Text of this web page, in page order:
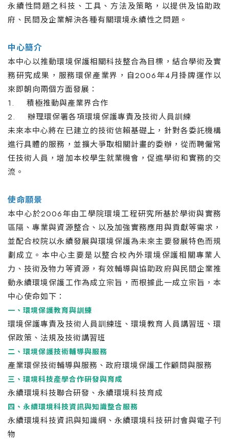
永續性問題之科技、工具、方法及策略，以提供及協助政
府、民間及企業解決各種有關環境永續性之問題。
中心簡介
本中心以推動環境保護相關科技整合為目標，結合學術及實
務研究成果，服務環保產業界，自2006年4月掛牌運作以
來即朝向兩個方面發展：
1. 積極推動與產業界合作
2. 辦理環保署各項環境保護專責及技術人員訓練
未來本中心將在已建立的技術信賴基礎上，針對各委託機構
進行具體的服務，並擴大爭取相關計畫的委辦，從而聘僱常
任技術人員，增加本校學生就業機會，促進學術和實務的交
流。
使命願景
本中心於2006年由工學院環境工程研究所基於學術與實務
區隔、專業與資源整合、以及加強實務應用與貢獻等需求，
並配合校院以永續發展與環境保護為未來主要發展特色而規
劃成立。本中心主要是以整合校內外環境保護相關專業人
力、技術及物力等資源，有效輔導與協助政府與民間企業推
動永續環境保護工作為成立宗旨，而根據此一成立宗旨，本
中心使命如下：
一、環境保護教育與訓練
環境保護專責及技術人員訓練班、環境教育人員講習班、環
保政策、法規及技術講習班
二、環境保護技術輔導與服務
產業環保技術輔導與服務、政府環境保護工作顧問與服務
三、環境科技產學合作研發與育成
永續環境科技聯合研發、永續環境科技育成
四、永續環境科技資訊與知識整合服務
永續環境科技資訊與知識網、永續環境科技研討會與電子刊
物